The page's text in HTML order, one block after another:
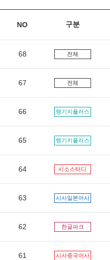
NO 구분
68 전체
67 전체
66 랭기지플러스
65 랭기지플러스
64 시소스터디
63 시사일본어사
62 한글파크
61 시사중국어사